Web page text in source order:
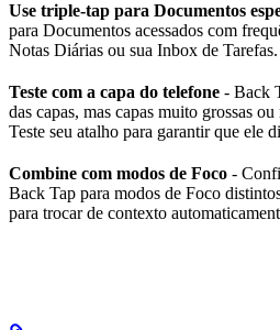
Use triple-tap para Documentos
para Documentos acessados com
Notas Diárias ou sua Inbox de Tarefas.
Teste com a capa do telefone - Back
das capas, mas capas muito grossas
Teste seu atalho para garantir que ele
Combine com modos de Foco -
Back Tap para modos de Foco
para trocar de contexto